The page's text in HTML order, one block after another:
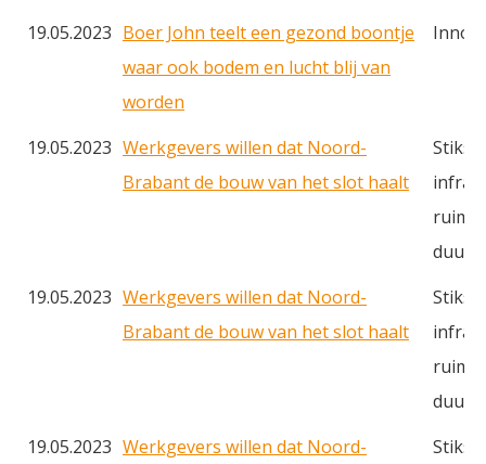
19.05.2023 Boer John teelt een gezond boontje
waar ook bodem en lucht blij van
worden
19.05.2023 Werkgevers willen dat Noord-
Brabant de bouw van het slot haalt
19.05.2023 Werkgevers willen dat Noord-
Brabant de bouw van het slot haalt
19.05.2023 Werkgevers willen dat Noord-